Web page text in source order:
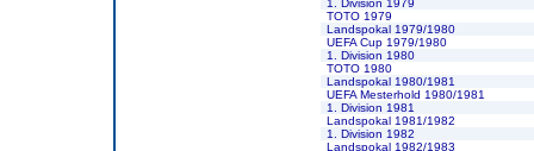
1. Division 1979
TOTO 1979
Landspokal 1979/1980
UEFA Cup 1979/1980
1. Division 1980
TOTO 1980
Landspokal 1980/1981
UEFA Mesterhold 1980/1981
1. Division 1981
Landspokal 1981/1982
1. Division 1982
Landspokal 1982/1983